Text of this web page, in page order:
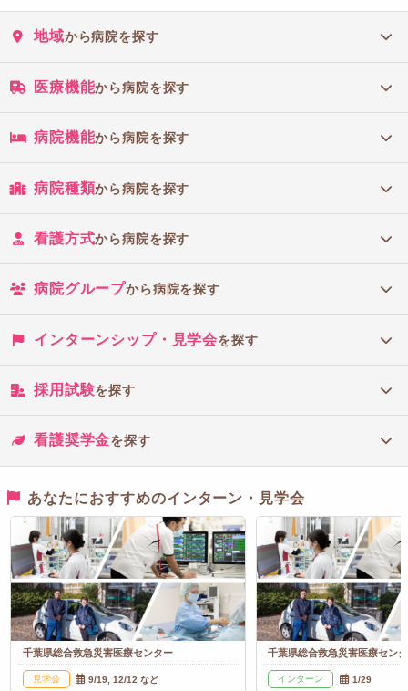
地域から病院を探す
医療機能から病院を探す
病院機能から病院を探す
病院種類から病院を探す
看護方式から病院を探す
病院グループから病院を探す
インターンシップ・見学会を探す
採用試験を探す
看護奨学金を探す
あなたにおすすめのインターン・見学会
千葉県総合救急災害医療センター
見学会 9/19, 12/12 など
千葉県総合救急災害医療セン
インターン 1/29